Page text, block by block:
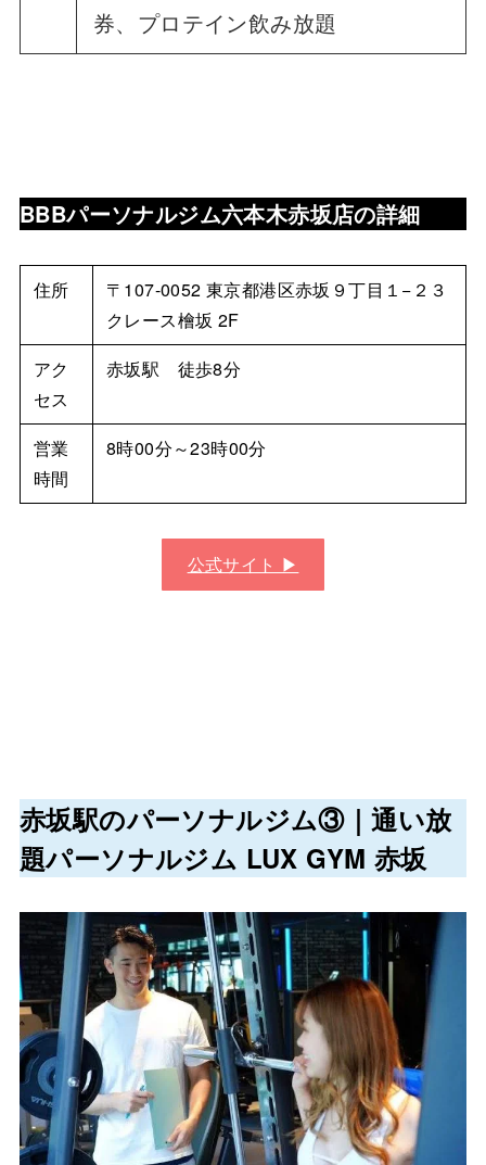
券、プロテイン飲み放題
BBBパーソナルジム六本木赤坂店の詳細
住所
〒107-0052 東京都港区赤坂９丁目１−２３
クレース檜坂 2F
アク
セス
赤坂駅 徒歩8分
営業
時間
8時00分～23時00分
公式サイト ▶︎
赤坂駅のパーソナルジム③｜通い放
題パーソナルジム LUX GYM 赤坂